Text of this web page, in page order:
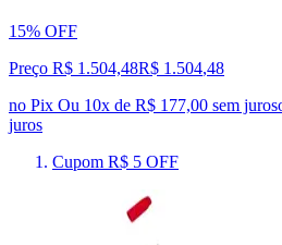
15% OFF
Preço R$ 1.504,48R$ 1.504,48
no Pix Ou 10x de R$ 177,00 sem juros
juros
Cupom R$ 5 OFF